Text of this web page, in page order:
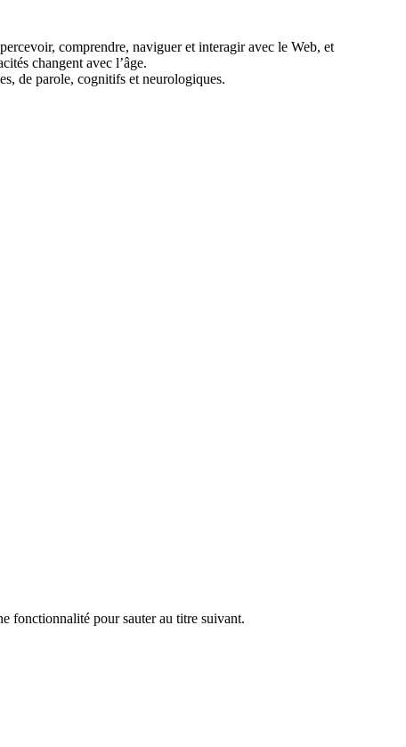
comprendre, naviguer et interagir avec le Web, et
changent avec l’âge.
de parole, cognitifs et neurologiques.
fonctionnalité pour sauter au titre suivant.